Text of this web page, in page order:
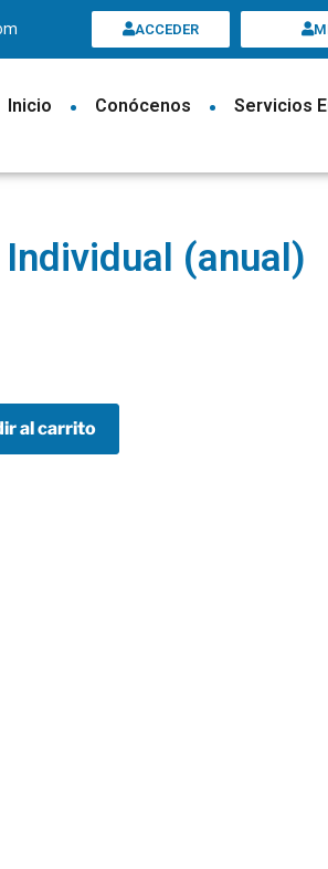
ACCEDER
Inicio • Conócenos • Servicios
(anual)
al carrito